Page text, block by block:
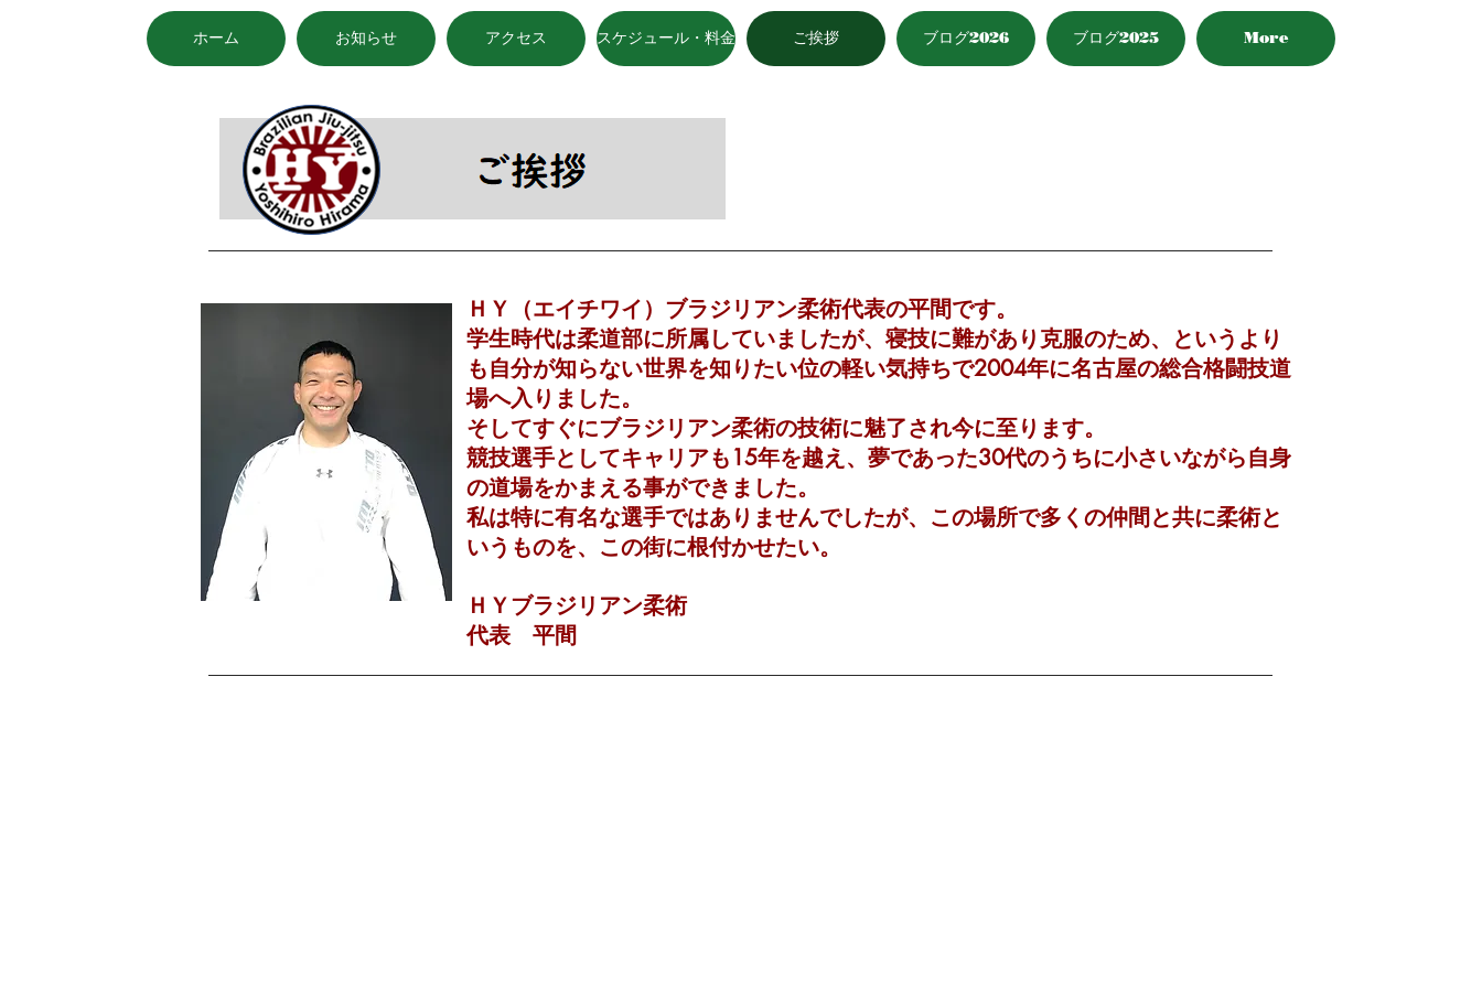
ホーム お知らせ アクセス スケジュール・料金 ご挨拶 ブログ2026 ブログ2025 More
ＨＹ（エイチワイ）ブラジリアン柔術​代表の平間です。
学生時代は柔道部に所属していましたが、寝技に難があり克服のため、というより
も自分が知らない世界を知りたい位の軽い気持ちで2004年に名古屋の総合格闘技道
場へ入りました。
そしてすぐにブラジリアン柔術の技術に魅了され今に至ります。
競技選手としてキャリアも15年を越え、夢であった30代のうちに小さいながら自身
の道場をかまえる事ができました。
私は特に有名な選手ではありませんでしたが、この場所で多くの仲間と共に柔術と
いうものを、この街に根付かせたい。
ＨＹブラジリアン柔術
代表 平間